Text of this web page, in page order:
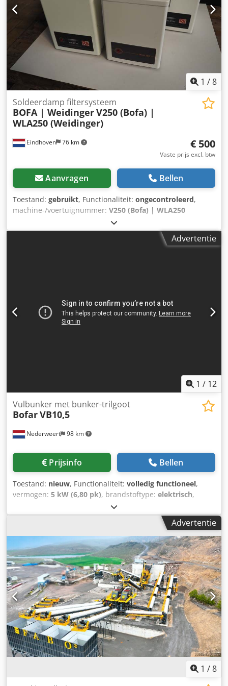
1 /8
Eindhoven 76 km
Soldeerdamp filtersysteem
BOFA | WeidingerV250 (Bofa) |
WLA250 (Weidinger)
€ 500
Vaste prijs excl. btw
Aanvragen Bellen
Toestand: gebruikt, Functionaliteit: ongecontroleerd,
machine-/voertuignummer: V250 (Bofa) | WLA250
, ingangsspanning:
Soldeerdampafzuiging units van Bofa & Weidinger Model:
V250 (Bofa) | WLA250 (Weidinger) Crsdoxp H Ttepfx Ahtef
Advertentie
1 / 12
Nederweert 98 km
Vulbunker met bunker-trilgoot
BofarVB10,5
Prijsinfo Bellen
Toestand: nieuw, Functionaliteit: volledig functioneel,
vermogen: 5 kW (6,80 pk), brandstoftype: elektrisch,
, Bouwjaar:
bunkergoot bunker-inhoud 10,5m³ S355 / St52-3 trilgoot
met 10mm Hardox 450 slijtplaat goot volledig
spanningsarm gegloeid 2 x onbalansmotoren 2,5kW NIEUW
Cjdpfx Aouqynmohtjrf
Advertentie
1 /8